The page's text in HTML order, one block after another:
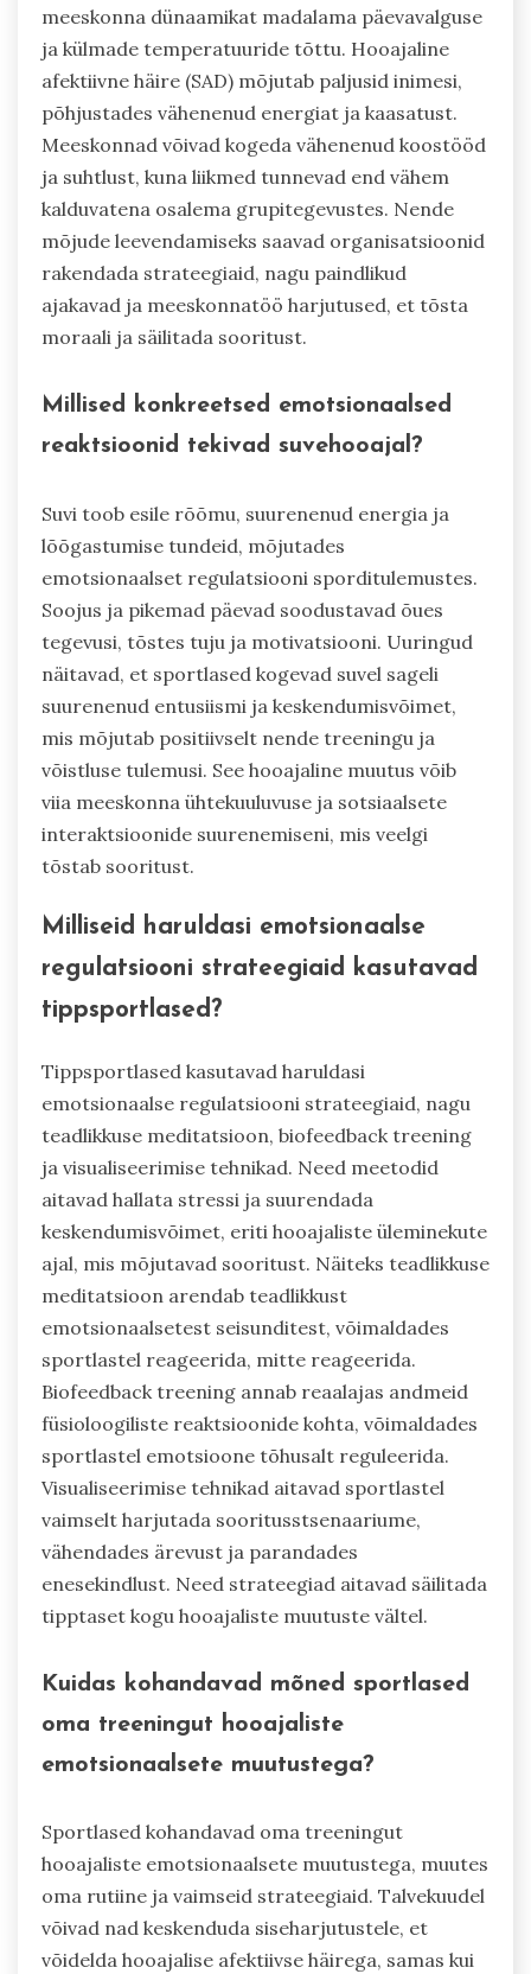
meeskonna dünaamikat madalama päevavalguse
ja külmade temperatuuride tõttu. Hooajaline
afektiivne häire (SAD) mõjutab paljusid inimesi,
põhjustades vähenenud energiat ja kaasatust.
Meeskonnad võivad kogeda vähenenud koostööd
ja suhtlust, kuna liikmed tunnevad end vähem
kalduvatena osalema grupitegevustes. Nende
mõjude leevendamiseks saavad organisatsioonid
rakendada strateegiaid, nagu paindlikud
ajakavad ja meeskonnatöö harjutused, et tõsta
moraali ja säilitada sooritust.
Millised konkreetsed emotsionaalsed
reaktsioonid tekivad suvehooajal?
Suvi toob esile rõõmu, suurenenud energia ja
lõõgastumise tundeid, mõjutades
emotsionaalset regulatsiooni sporditulemustes.
Soojus ja pikemad päevad soodustavad õues
tegevusi, tõstes tuju ja motivatsiooni. Uuringud
näitavad, et sportlased kogevad suvel sageli
suurenenud entusiismi ja keskendumisvõimet,
mis mõjutab positiivselt nende treeningu ja
võistluse tulemusi. See hooajaline muutus võib
viia meeskonna ühtekuuluvuse ja sotsiaalsete
interaktsioonide suurenemiseni, mis veelgi
tõstab sooritust.
Milliseid haruldasi emotsionaalse
regulatsiooni strateegiaid kasutavad
tippsportlased?
Tippsportlased kasutavad haruldasi
emotsionaalse regulatsiooni strateegiaid, nagu
teadlikkuse meditatsioon, biofeedback treening
ja visualiseerimise tehnikad. Need meetodid
aitavad hallata stressi ja suurendada
keskendumisvõimet, eriti hooajaliste üleminekute
ajal, mis mõjutavad sooritust. Näiteks teadlikkuse
meditatsioon arendab teadlikkust
emotsionaalsetest seisunditest, võimaldades
sportlastel reageerida, mitte reageerida.
Biofeedback treening annab reaalajas andmeid
füsioloogiliste reaktsioonide kohta, võimaldades
sportlastel emotsioone tõhusalt reguleerida.
Visualiseerimise tehnikad aitavad sportlastel
vaimselt harjutada sooritusstsenaariume,
vähendades ärevust ja parandades
enesekindlust. Need strateegiad aitavad säilitada
tipptaset kogu hooajaliste muutuste vältel.
Kuidas kohandavad mõned sportlased
oma treeningut hooajaliste
emotsionaalsete muutustega?
Sportlased kohandavad oma treeningut
hooajaliste emotsionaalsete muutustega, muutes
oma rutiine ja vaimseid strateegiaid. Talvekuudel
võivad nad keskenduda siseharjutustele, et
võidelda hooajalise afektiivse häirega, samas kui